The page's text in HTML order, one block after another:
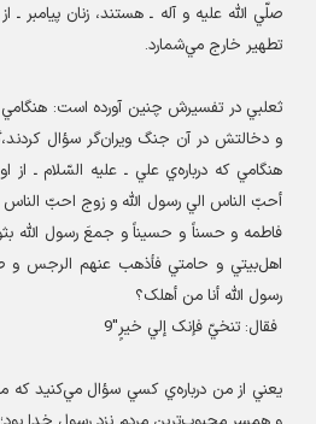
صلّي الله عليه و آله ـ هستند، زنان پيامبر ـ
تطهير خارج مي‌شمارد.
ثعلبي در تفسيرش چنین آورده است: هنگامي
و دخالتش در آن جنگ ويران‌گر سؤال
هنگامي که درباره‌ي علي ـ عليه السّلام ـ از
أحبّ الناس الي رسول اللّه و زوج احبّ الناس
فاطمه و حسناً و حسيناً و جمعَ‌ رسول اللّه
اهل‌بيتي و حامتي فأذهب عنهم الرجس و
رسول اللّه أنا من أهلک؟
فقال: تنخيّ فإنک إلي خيرٍ"9
يعني از من درباره‌ي کسي سؤال مي‌کنيد که